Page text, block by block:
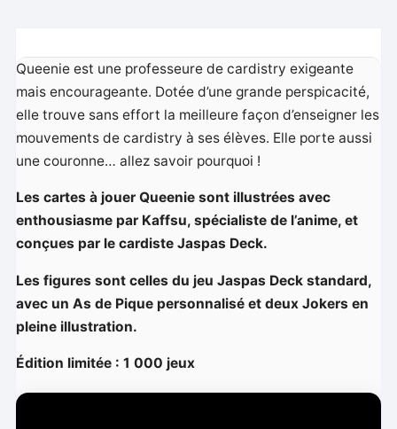
Queenie est une professeure de cardistry exigeante
mais encourageante. Dotée d’une grande perspicacité,
elle trouve sans effort la meilleure façon d’enseigner les
mouvements de cardistry à ses élèves. Elle porte aussi
une couronne… allez savoir pourquoi !
Les cartes à jouer Queenie sont illustrées avec
enthousiasme par Kaffsu, spécialiste de l’anime, et
conçues par le cardiste Jaspas Deck.
Les figures sont celles du jeu Jaspas Deck standard,
avec un As de Pique personnalisé et deux Jokers en
pleine illustration.
Édition limitée : 1 000 jeux